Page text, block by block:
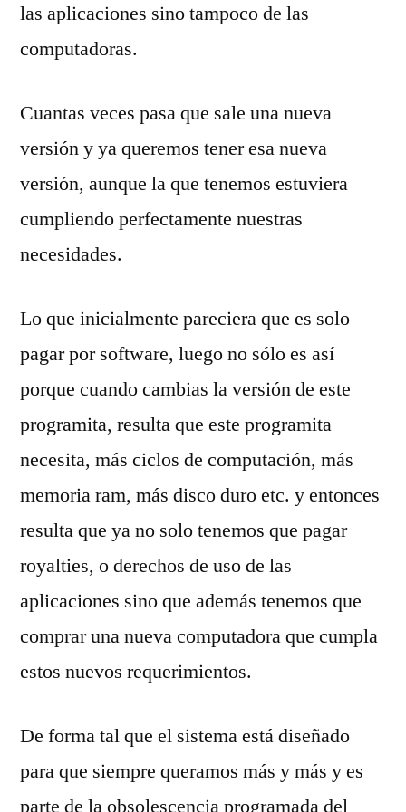
las aplicaciones sino tampoco de las
computadoras.
Cuantas veces pasa que sale una nueva
versión y ya queremos tener esa nueva
versión, aunque la que tenemos estuviera
cumpliendo perfectamente nuestras
necesidades.
Lo que inicialmente pareciera que es solo
pagar por software, luego no sólo es así
porque cuando cambias la versión de este
programita, resulta que este programita
necesita, más ciclos de computación, más
memoria ram, más disco duro etc. y entonces
resulta que ya no solo tenemos que pagar
royalties, o derechos de uso de las
aplicaciones sino que además tenemos que
comprar una nueva computadora que cumpla
estos nuevos requerimientos.
De forma tal que el sistema está diseñado
para que siempre queramos más y más y es
parte de la obsolescencia programada del